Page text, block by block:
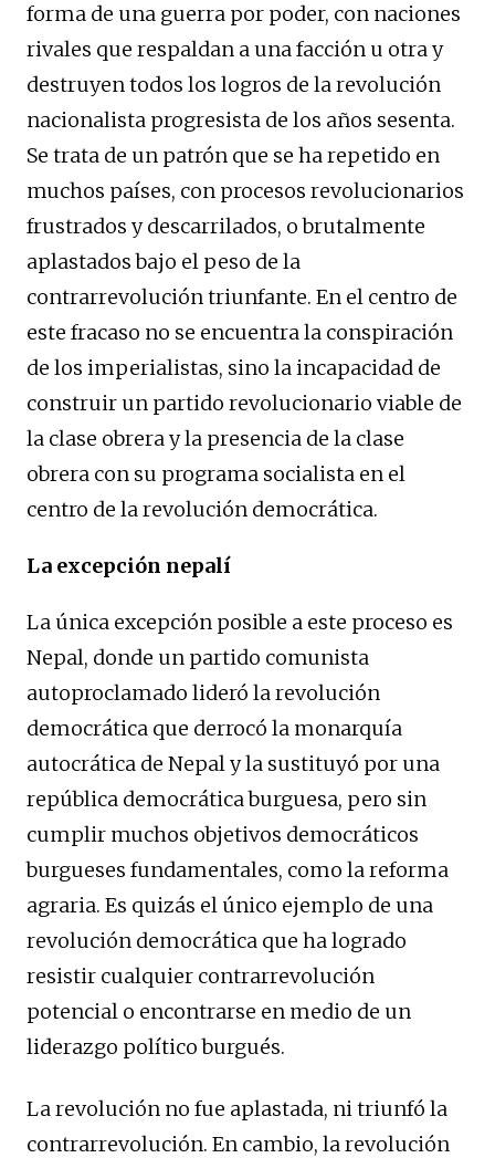
forma de una guerra por poder, con naciones
rivales que respaldan a una facción u otra y
destruyen todos los logros de la revolución
nacionalista progresista de los años sesenta.
Se trata de un patrón que se ha repetido en
muchos países, con procesos revolucionarios
frustrados y descarrilados, o brutalmente
aplastados bajo el peso de la
contrarrevolución triunfante. En el centro de
este fracaso no se encuentra la conspiración
de los imperialistas, sino la incapacidad de
construir un partido revolucionario viable de
la clase obrera y la presencia de la clase
obrera con su programa socialista en el
centro de la revolución democrática.
La excepción nepalí
La única excepción posible a este proceso es
Nepal, donde un partido comunista
autoproclamado lideró la revolución
democrática que derrocó la monarquía
autocrática de Nepal y la sustituyó por una
república democrática burguesa, pero sin
cumplir muchos objetivos democráticos
burgueses fundamentales, como la reforma
agraria. Es quizás el único ejemplo de una
revolución democrática que ha logrado
resistir cualquier contrarrevolución
potencial o encontrarse en medio de un
liderazgo político burgués.
La revolución no fue aplastada, ni triunfó la
contrarrevolución. En cambio, la revolución